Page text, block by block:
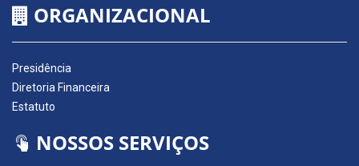
ORGANIZACIONAL
Presidência
Diretoria Financeira
Estatuto
NOSSOS SERVIÇOS